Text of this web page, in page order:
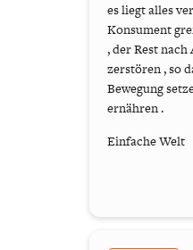
es liegt alles
Konsument
, der Rest
zerstören , so
Bewegung
ernähren .
Einfache Welt